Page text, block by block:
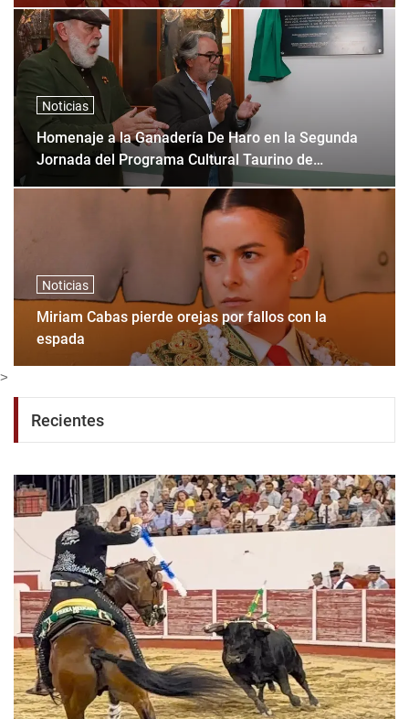
Noticias
Homenaje a la Ganadería De Haro en la Segunda
Jornada del Programa Cultural Taurino de
Noticias
Miriam Cabas pierde orejas por fallos con la
espada
>
Recientes